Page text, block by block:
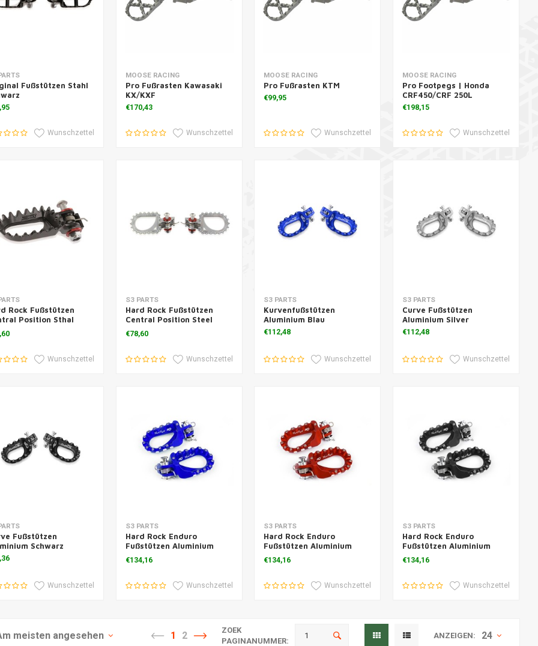
Zusatzinformation
Fußstützen Stahl
Wunschzettel
Zum Warenkorb hinzufügen
MOOSE RACING
Pro Fußrasten Kawasaki
KX/KXF
€170,43
Wunschzettel
Zum Warenkorb hinzufügen
MOOSE RACING
Pro Fußrasten KTM
€99,95
Wunschzettel
Zum Warenkorb hinzufügen
MOOSE RACING
Pro Footpegs | Honda
CRF450/CRF 250L
€198,15
Wunschzettel
Warenkorb hinzufügen
Rock Fußstützen
Position Sthal
Wunschzettel
Zum Warenkorb hinzufügen
S3 PARTS
Hard Rock Fußstützen
Central Position Steel
Silver
€78,60
Wunschzettel
Zum Warenkorb hinzufügen
S3 PARTS
Kurvenfußstützen
Aluminium Blau
€112,48
Wunschzettel
Zum Warenkorb hinzufügen
S3 PARTS
Curve Fußstützen
Aluminium Silver
€112,48
Wunschzettel
Warenkorb hinzufügen
Fußstützen
Schwarz
Wunschzettel
Zum Warenkorb hinzufügen
S3 PARTS
Hard Rock Enduro
Fußstützen Aluminium
Blau
€134,16
Wunschzettel
Zum Warenkorb hinzufügen
S3 PARTS
Hard Rock Enduro
Fußstützen Aluminium
Rouge
€134,16
Wunschzettel
Zum Warenkorb hinzufügen
S3 PARTS
Hard Rock Enduro
Fußstützen Aluminium
Schwarz
€134,16
Wunschzettel
meisten angesehen 1 2
ZOEK
PAGINANUMMER:
ANZEIGEN: 24